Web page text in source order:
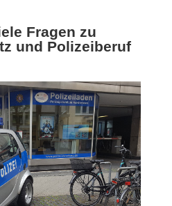
Fragen zu
und Polizeiberuf